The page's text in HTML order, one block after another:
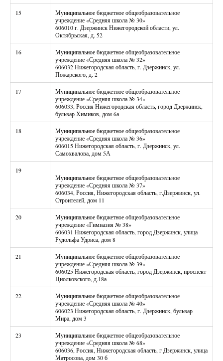
15
Муниципальное бюджетное общеобразовательное
учреждение «Средняя школа № 30»
606010 г. Дзержинск Нижегородской области, ул.
Октябрьская, д. 52
16
Муниципальное бюджетное общеобразовательное
учреждение «Средняя школа № 32»
606032 Нижегородская область, г. Дзержинск, ул.
Пожарского, д. 2
17
Муниципальное бюджетное общеобразовательное
учреждение «Средняя школа № 34»
606033, Россия Нижегородская область, город Дзержинск,
бульвар Химиков, дом 6а
18
Муниципальное бюджетное общеобразовательное
учреждение «Средняя школа № 36»
606015 Нижегородская область, г. Дзержинск, ул.
Самохвалова, дом 5А
19
Муниципальное бюджетное общеобразовательное
учреждение «Средняя школа № 37»
606034, Россия, Нижегородская область, г.Дзержинск, ул.
Строителей, дом 11
20
Муниципальное бюджетное общеобразовательное
учреждение «Гимназия № 38»
606031 Нижегородская область, город Дзержинск, улица
Рудольфа Удриса, дом 8
21
Муниципальное бюджетное общеобразовательное
учреждение «Средняя школа № 39»
606025 Нижегородская область, город Дзержинск, проспект
Циолковского, д.18а
22
Муниципальное бюджетное общеобразовательное
учреждение «Средняя школа № 40»
606023 Нижегородская область, г. Дзержинск, бульвар
Мира, дом 3
23
Муниципальное бюджетное общеобразовательное
учреждение «Средняя школа № 68»
606036, Россия, Нижегородская область, г Дзержинск, улица
Матросова, дом 30 б